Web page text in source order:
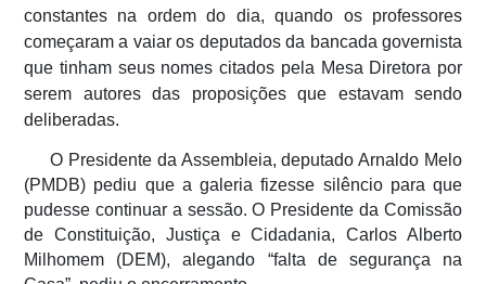
constantes na ordem do dia, quando os professores
começaram a vaiar os deputados da bancada governista
que tinham seus nomes citados pela Mesa Diretora por
serem autores das proposições que estavam sendo
deliberadas.
O Presidente da Assembleia, deputado Arnaldo Melo
(PMDB) pediu que a galeria fizesse silêncio para que
pudesse continuar a sessão. O Presidente da Comissão
de Constituição, Justiça e Cidadania, Carlos Alberto
Milhomem (DEM), alegando “falta de segurança na